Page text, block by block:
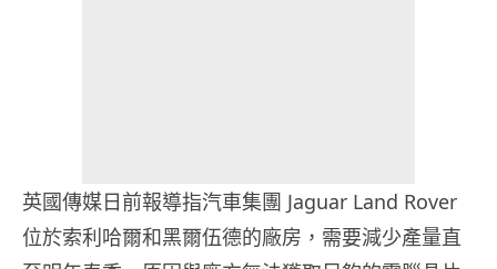
英國傳媒日前報導指汽車集團 Jaguar Land Rover
位於索利哈爾和黑爾伍德的廠房，需要減少產量直